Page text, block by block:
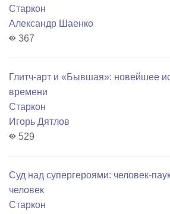
Старкон
Александр Шаенко
367
Глитч-арт и «Бывшая»: новейшее
времени
Старкон
Игорь Дятлов
529
Суд над супергероями: человек-
человек
Старкон